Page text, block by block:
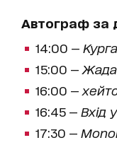
Автограф за
14:00 —
15:00 —
16:00 —
16:45 — Вхід
17:30 —